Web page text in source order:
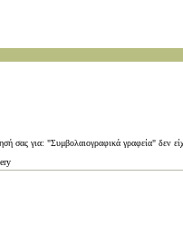
σας για: "Συμβολαιογραφικά γραφεία" δεν